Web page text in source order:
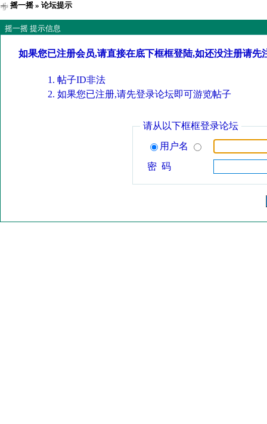
摇一摇» 论坛提示
摇一摇 提示信息
如果您已注册会员,请直接在底下框框登陆,如还没注册请先
帖子ID非法
如果您已注册,请先登录论坛即可游览帖子
请从以下框框登录论坛
用户名
密 码